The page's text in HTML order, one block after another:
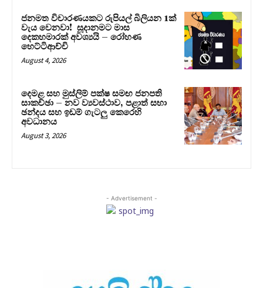
ජනමත විචාරණයකට රුපියල් බිලියන 1ක්
වැය වෙනවා! සූදානමට මාස
දෙකහමාරක් අවශ්‍යයි – රෝහණ
හෙට්ටිආච්චි
August 4, 2026
දෙමළ සහ මුස්ලිම් පක්ෂ සමඟ ජනපති
සාකච්ඡා – නව ව්‍යවස්ථාව, පළාත් සභා
ඡන්දය සහ ඉඩම් ගැටලු කෙරෙහි
අවධානය
August 3, 2026
- Advertisement -